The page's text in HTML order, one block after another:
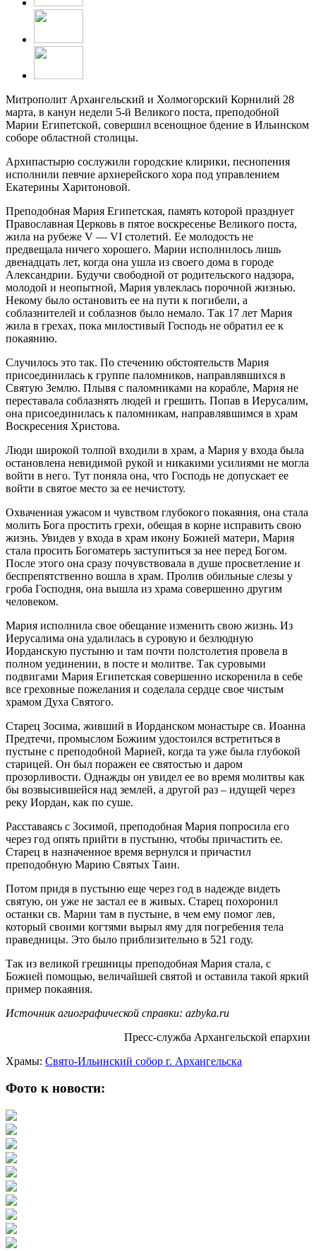
Митрополит Архангельский и Холмогорский Корнилий 28
марта, в канун недели 5-й Великого поста, преподобной
Марии Египетской, совершил всенощное бдение в Ильинском
соборе областной столицы.
Архипастырю сослужили городские клирики, песнопения
исполнили певчие архиерейского хора под управлением
Екатерины Харитоновой.
Преподобная Мария Египетская, память которой празднует
Православная Церковь в пятое воскресенье Великого поста,
жила на рубеже V — VI столетий. Ее молодость не
предвещала ничего хорошего. Марии исполнилось лишь
двенадцать лет, когда она ушла из своего дома в городе
Александрии. Будучи свободной от родительского надзора,
молодой и неопытной, Мария увлеклась порочной жизнью.
Некому было остановить ее на пути к погибели, а
соблазнителей и соблазнов было немало. Так 17 лет Мария
жила в грехах, пока милостивый Господь не обратил ее к
покаянию.
Случилось это так. По стечению обстоятельств Мария
присоединилась к группе паломников, направлявшихся в
Святую Землю. Плывя с паломниками на корабле, Мария не
переставала соблазнять людей и грешить. Попав в Иерусалим,
она присоединилась к паломникам, направлявшимся в храм
Воскресения Христова.
Люди широкой толпой входили в храм, а Мария у входа была
остановлена невидимой рукой и никакими усилиями не могла
войти в него. Тут поняла она, что Господь не допускает ее
войти в святое место за ее нечистоту.
Охваченная ужасом и чувством глубокого покаяния, она стала
молить Бога простить грехи, обещая в корне исправить свою
жизнь. Увидев у входа в храм икону Божией матери, Мария
стала просить Богоматерь заступиться за нее перед Богом.
После этого она сразу почувствовала в душе просветление и
беспрепятственно вошла в храм. Пролив обильные слезы у
гроба Господня, она вышла из храма совершенно другим
человеком.
Мария исполнила свое обещание изменить свою жизнь. Из
Иерусалима она удалилась в суровую и безлюдную
Иорданскую пустыню и там почти полстолетия провела в
полном уединении, в посте и молитве. Так суровыми
подвигами Мария Египетская совершенно искоренила в себе
все греховные пожелания и соделала сердце свое чистым
храмом Духа Святого.
Старец Зосима, живший в Иорданском монастыре св. Иоанна
Предтечи, промыслом Божиим удостоился встретиться в
пустыне с преподобной Марией, когда та уже была глубокой
старицей. Он был поражен ее святостью и даром
прозорливости. Однажды он увидел ее во время молитвы как
бы возвысившейся над землей, а другой раз – идущей через
реку Иордан, как по суше.
Расставаясь с Зосимой, преподобная Мария попросила его
через год опять прийти в пустыню, чтобы причастить ее.
Старец в назначенное время вернулся и причастил
преподобную Марию Святых Таин.
Потом придя в пустыню еще через год в надежде видеть
святую, он уже не застал ее в живых. Старец похоронил
останки св. Марии там в пустыне, в чем ему помог лев,
который своими когтями вырыл яму для погребения тела
праведницы. Это было приблизительно в 521 году.
Так из великой грешницы преподобная Мария стала, с
Божией помощью, величайшей святой и оставила такой яркий
пример покаяния.
Источник агиографической справки: azbyka.ru
Пресс-служба Архангельской епархии
Храмы: Свято-Ильинский cобор г. Архангельска
Фото к новости: